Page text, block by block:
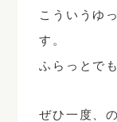
こういうゆ
す。
ふらっとで
ぜひ一度、